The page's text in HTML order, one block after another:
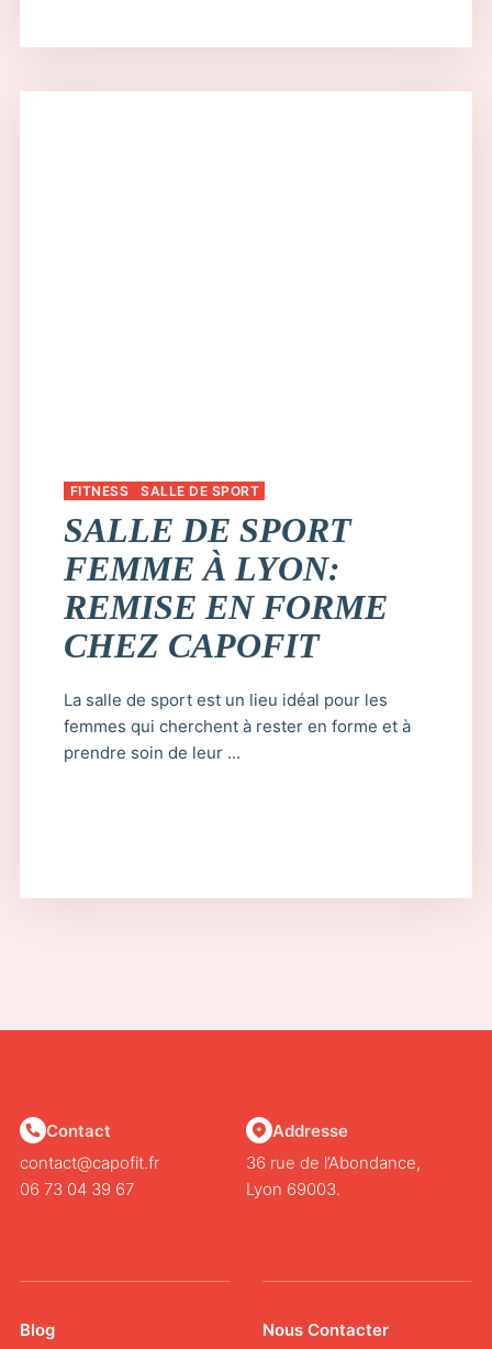
FITNESS SALLE DE SPORT
SALLE DE SPORT
FEMME À LYON:
REMISE EN FORME
CHEZ CAPOFIT
La salle de sport est un lieu idéal pour les
femmes qui cherchent à rester en forme et à
prendre soin de leur ...
Contact
contact@capofit.fr
06 73 04 39 67
Addresse
36 rue de l’Abondance,
Lyon 69003.
Blog Nous Contacter